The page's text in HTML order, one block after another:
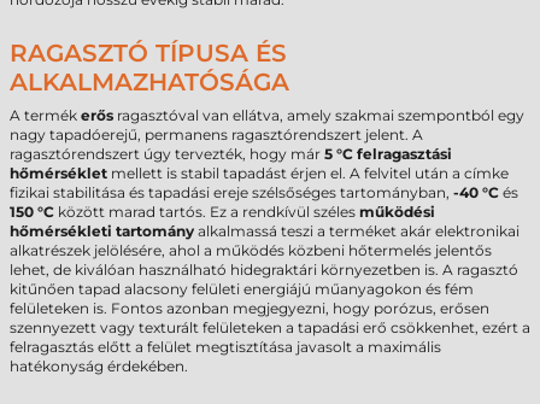
RAGASZTÓ TÍPUSA ÉS
ALKALMAZHATÓSÁGA
A termék erős ragasztóval van ellátva, amely szakmai szempontból egy
nagy tapadóerejű, permanens ragasztórendszert jelent. A
ragasztórendszert úgy tervezték, hogy már 5 °C felragasztási
hőmérséklet mellett is stabil tapadást érjen el. A felvitel után a címke
fizikai stabilitása és tapadási ereje szélsőséges tartományban, -40 °C és
150 °C között marad tartós. Ez a rendkívül széles működési
hőmérsékleti tartomány alkalmassá teszi a terméket akár elektronikai
alkatrészek jelölésére, ahol a működés közbeni hőtermelés jelentős
lehet, de kiválóan használható hidegraktári környezetben is. A ragasztó
kitűnően tapad alacsony felületi energiájú műanyagokon és fém
felületeken is. Fontos azonban megjegyezni, hogy porózus, erősen
szennyezett vagy texturált felületeken a tapadási erő csökkenhet, ezért a
felragasztás előtt a felület megtisztítása javasolt a maximális
hatékonyság érdekében.